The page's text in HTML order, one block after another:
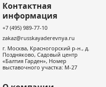
Контактная
информация
+7 (495) 989-77-10
zakaz@russkayaderevnya.ru
г. Москва, Красногорский р-н., д.
Поздняково, Садовый центр
«Балтия Гарден», Номер
выставочного участка: М-27